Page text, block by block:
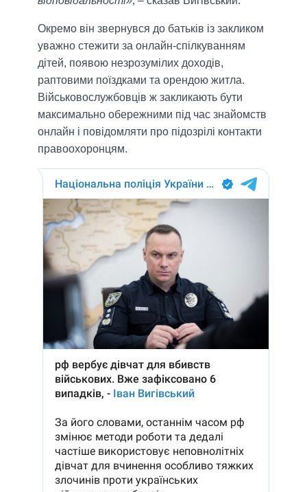
Окремо він звернувся до батьків із закликом
уважно стежити за онлайн-спілкуванням
дітей, появою незрозумілих доходів,
раптовими поїздками та орендою житла.
Військовослужбовців ж закликають бути
максимально обережними під час знайомств
онлайн і повідомляти про підозрілі контакти
правоохоронцям.